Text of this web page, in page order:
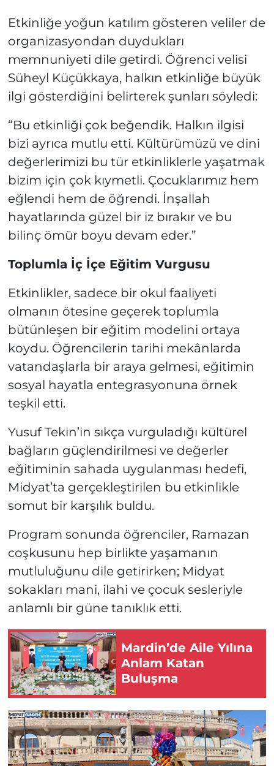
Etkinliğe yoğun katılım gösteren veliler de
organizasyondan duydukları
memnuniyeti dile getirdi. Öğrenci velisi
Süheyl Küçükkaya, halkın etkinliğe büyük
ilgi gösterdiğini belirterek şunları söyledi:
“Bu etkinliği çok beğendik. Halkın ilgisi
bizi ayrıca mutlu etti. Kültürümüzü ve dini
değerlerimizi bu tür etkinliklerle yaşatmak
bizim için çok kıymetli. Çocuklarımız hem
eğlendi hem de öğrendi. İnşallah
hayatlarında güzel bir iz bırakır ve bu
bilinç ömür boyu devam eder.”
Toplumla İç İçe Eğitim Vurgusu
Etkinlikler, sadece bir okul faaliyeti
olmanın ötesine geçerek toplumla
bütünleşen bir eğitim modelini ortaya
koydu. Öğrencilerin tarihi mekânlarda
vatandaşlarla bir araya gelmesi, eğitimin
sosyal hayatla entegrasyonuna örnek
teşkil etti.
Yusuf Tekin’in sıkça vurguladığı kültürel
bağların güçlendirilmesi ve değerler
eğitiminin sahada uygulanması hedefi,
Midyat’ta gerçekleştirilen bu etkinlikle
somut bir karşılık buldu.
Program sonunda öğrenciler, Ramazan
coşkusunu hep birlikte yaşamanın
mutluluğunu dile getirirken; Midyat
sokakları mani, ilahi ve çocuk sesleriyle
anlamlı bir güne tanıklık etti.
Mardin’de Aile Yılına
Anlam Katan
Buluşma